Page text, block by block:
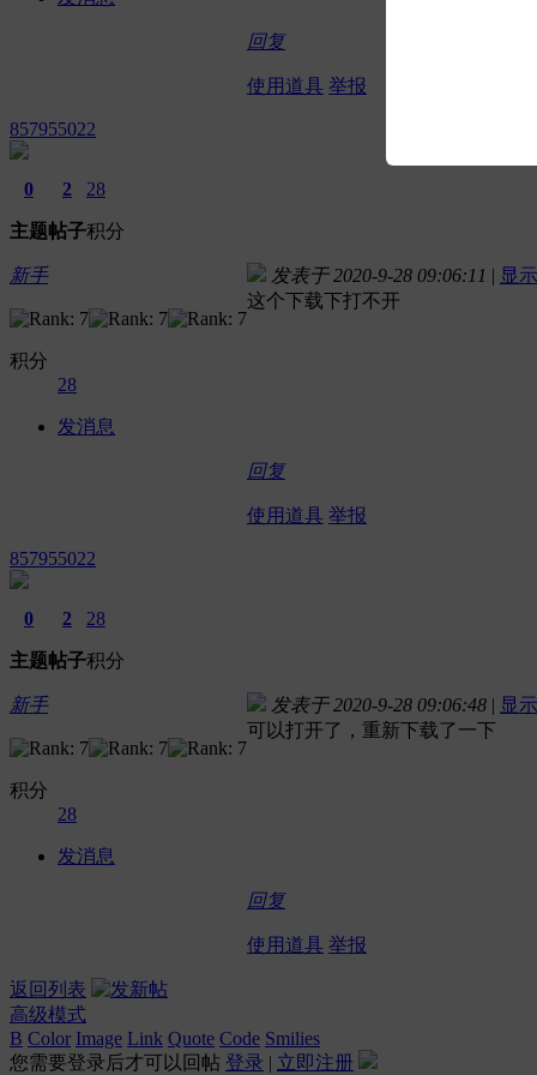
回复
使用道具 举报
857955022
0
主题
2
帖子
28
积分
新手
积分
28
发消息
发表于 2020-9-28 09:06:11 | 显
这个下载下打不开
回复
使用道具 举报
857955022
0
主题
2
帖子
28
积分
新手
积分
28
发消息
发表于 2020-9-28 09:06:48 | 显
可以打开了，重新下载了一下
回复
使用道具 举报
返回列表
高级模式
B Color Image Link Quote Code Smilies
您需要登录后才可以回帖 登录 | 立即注册